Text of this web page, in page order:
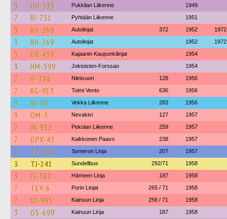
3 UH-533 Pukkilan Liikenne 1949
7 RI-751 Pyhtään Liikenne 1951
3 RH-269 Autolinjat 372 1952 1972
3 RH-269 Autolinjat 1952 1972
3 OR-439 Kajaanin Kaupunkilinjat 1954
3 HM-599 Jokioisten-Forssan 1954
7 IF-786 Niinivuori 128 1956
7 RG-913 Toimi Vento 636 1956
3 IH-30 Vekka Liikenne 283 1956
3 OM-3 Nevakivi 127 1957
7 IN-932 Pekolan Liikenne 259 1957
7 OPX-43 Kaikkonen Paavo 238 1957
3 TP-931 Someron Linja 207 1957
3 TJ-241 Sundellbus 292/71 1958
3 IS-380 Hämeen Linja 187 1958
7 TEY-6 Porin Linjat 265 / 71 1958
7 OI-995 Kainuun Linja 256 / 71 1958
3 OS-699 Kainuun Linja 187 1958